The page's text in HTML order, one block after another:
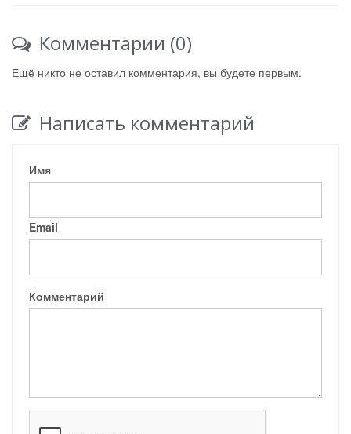
Комментарии (0)
Ещё никто не оставил комментария, вы будете первым.
Написать комментарий
Имя
Email
Комментарий